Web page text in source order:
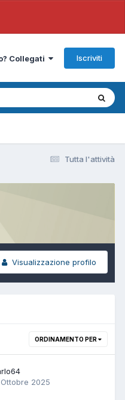
Collegati Iscriviti
Tutta l'attività
Visualizzazione profilo
ORDINAMENTO PER
Ottobre 2025